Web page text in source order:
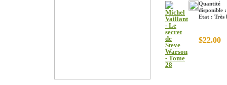
Quantité
disponible
Etat : Très
$22.00